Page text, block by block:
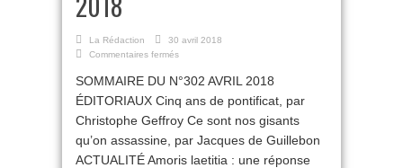
La Rédaction
30 avril 2018
Commentaires fermés
n°302
2018
SOMMAIRE DU N°302 AVRIL 2018
ÉDITORIAUX Cinq ans de pontificat, par
Christophe Geffroy Ce sont nos gisants
qu’on assassine, par Jacques de Guillebon
ACTUALITÉ Amoris laetitia : une réponse